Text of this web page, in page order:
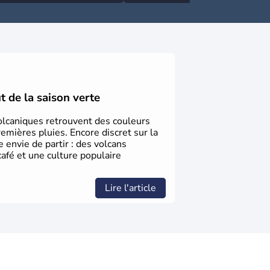
de la saison verte
retrouvent des couleurs
pluies. Encore discret sur la
de partir : des volcans
et une culture populaire
Lire l'article